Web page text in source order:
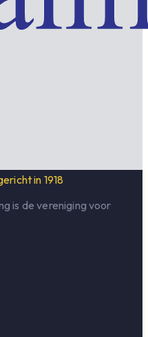
in 1918
is de vereniging voor